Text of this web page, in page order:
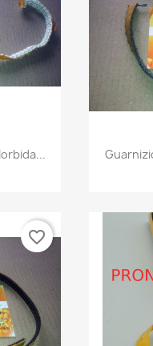
favorite_border